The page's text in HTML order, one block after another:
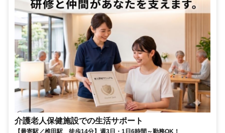
介護老人保健施設での生活サポート